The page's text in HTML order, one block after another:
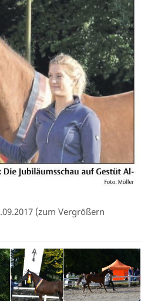
(zum Vergrößern